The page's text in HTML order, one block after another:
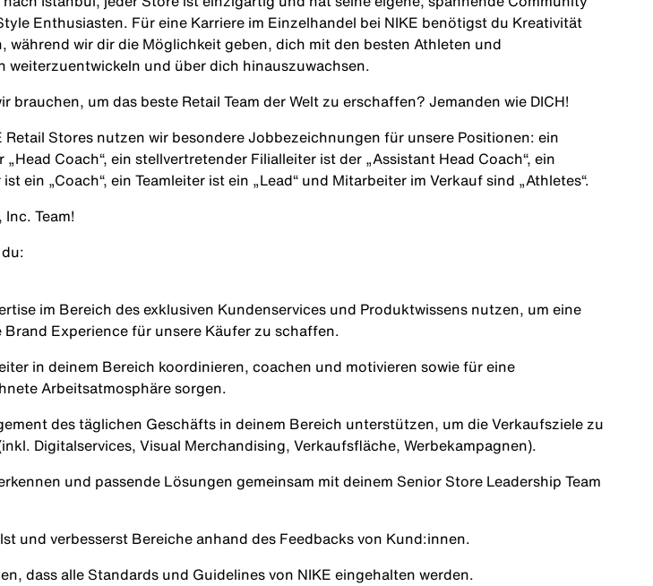
Enthusiasten. Für eine Karriere im Einzelhandel bei NIKE benötigst du Kreativität
während wir dir die Möglichkeit geben, dich mit den besten Athleten und
weiterzuentwickeln und über dich hinauszuwachsen.
brauchen, um das beste Retail Team der Welt zu erschaffen? Jemanden wie DICH!
Retail Stores nutzen wir besondere Jobbezeichnungen für unsere Positionen: ein
„Head Coach“, ein stellvertretender Filialleiter ist der „Assistant Head Coach“, ein
ein „Coach“, ein Teamleiter ist ein „Lead“ und Mitarbeiter im Verkauf sind „Athletes“.
Team!
im Bereich des exklusiven Kundenservices und Produktwissens nutzen, um eine
Brand Experience für unsere Käufer zu schaffen.
in deinem Bereich koordinieren, coachen und motivieren sowie für eine
Arbeitsatmosphäre sorgen.
des täglichen Geschäfts in deinem Bereich unterstützen, um die Verkaufsziele zu
Digitalservices, Visual Merchandising, Verkaufsfläche, Werbekampagnen).
und passende Lösungen gemeinsam mit deinem Senior Store Leadership Team
und verbesserst Bereiche anhand des Feedbacks von Kund:innen.
dass alle Standards und Guidelines von NIKE eingehalten werden.